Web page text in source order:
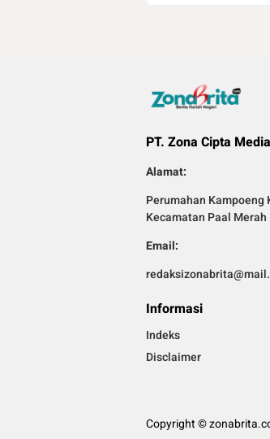
PT. Zona Cipta Media
Alamat:
Perumahan Kampoeng
Kecamatan Paal
Email:
Informasi
Indeks
Disclaimer
Copyright ©